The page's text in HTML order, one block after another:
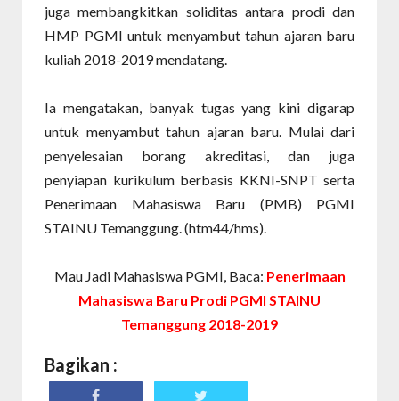
juga membangkitkan soliditas antara prodi dan
HMP PGMI untuk menyambut tahun ajaran baru
kuliah 2018-2019 mendatang.
Ia mengatakan, banyak tugas yang kini digarap
untuk menyambut tahun ajaran baru. Mulai dari
penyelesaian borang akreditasi, dan juga
penyiapan kurikulum berbasis KKNI-SNPT serta
Penerimaan Mahasiswa Baru (PMB) PGMI
STAINU Temanggung. (htm44/hms).
Mau Jadi Mahasiswa PGMI, Baca: Penerimaan
Mahasiswa Baru Prodi PGMI STAINU
Temanggung 2018-2019
Bagikan :